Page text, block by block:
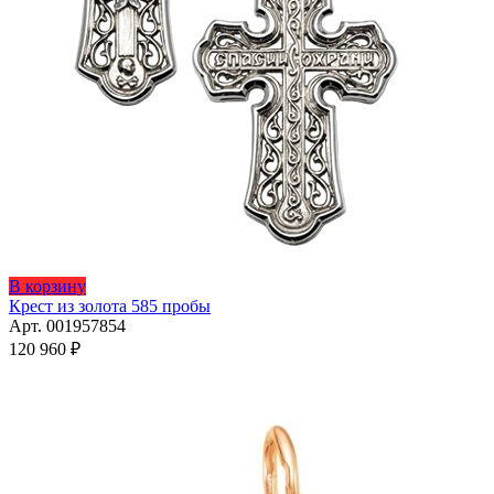
В корзину
Крест из золота 585 пробы
Арт. 001957854
120 960 ₽